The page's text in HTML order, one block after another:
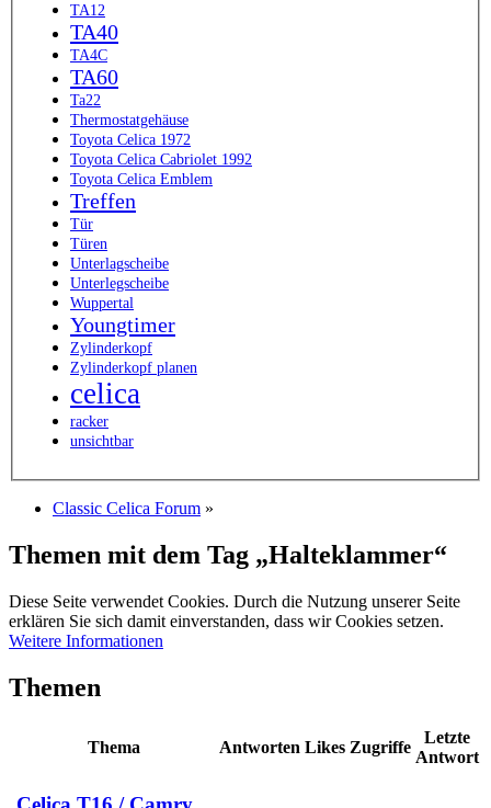
TA12
TA40
TA4C
TA60
Ta22
Thermostatgehäuse
Toyota Celica 1972
Toyota Celica Cabriolet 1992
Toyota Celica Emblem
Treffen
Tür
Türen
Unterlagscheibe
Unterlegscheibe
Wuppertal
Youngtimer
Zylinderkopf
Zylinderkopf planen
celica
racker
unsichtbar
Classic Celica Forum »
Themen mit dem Tag „Halteklammer“
Diese Seite verwendet Cookies. Durch die Nutzung unserer Seite
erklären Sie sich damit einverstanden, dass wir Cookies setzen.
Weitere Informationen
Themen
Thema Antworten Likes Zugriffe
Letzte
Antwort